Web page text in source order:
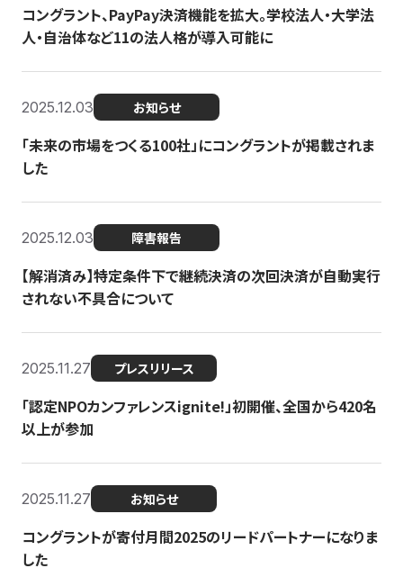
コングラント、PayPay決済機能を拡大。学校法人・大学法
人・自治体など11の法人格が導入可能に
2025.12.03 お知らせ
「未来の市場をつくる100社」にコングラントが掲載されま
した
2025.12.03 障害報告
【解消済み】特定条件下で継続決済の次回決済が自動実行
されない不具合について
2025.11.27 プレスリリース
「認定NPOカンファレンスignite!」初開催、全国から420名
以上が参加
2025.11.27 お知らせ
コングラントが寄付月間2025のリードパートナーになりま
した